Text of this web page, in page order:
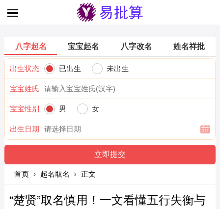
八字起名 宝宝起名 八字改名 姓名祥批
出生状态 已出生 未出生
宝宝姓氏
宝宝性别 男 女
出生日期
首页 起名取名 正文
“楚贤”取名慎用！一文看懂五行失衡与